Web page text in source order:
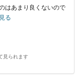
はあまり良くないので
る
見られます